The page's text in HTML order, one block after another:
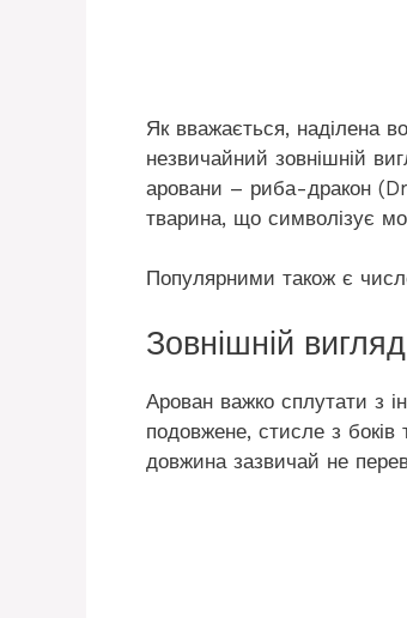
Як вважається, наділена
незвичайний зовнішній
аровани – риба-дракон
тварина, що символізує
Популярними також є
Зовнішній
Арован важко сплутати з
подовжене, стисле з
довжина зазвичай не